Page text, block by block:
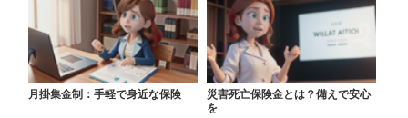
月掛集金制：手軽で身近な保険
災害死亡保険金とは？備えで安心
を